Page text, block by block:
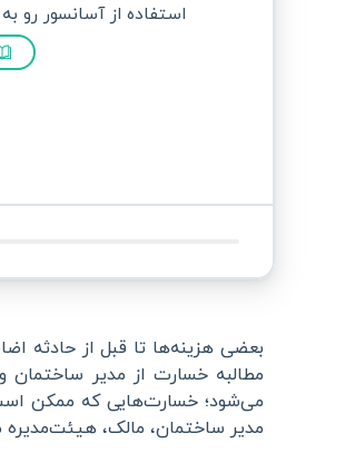
استفاده از آسانسور رو
بعضی هزینه‌ها تا قبل از حادثه
مطالبه خسارت از مدیر ساختمان
می‌شود؛ خسارت‌هایی که ممکن است
مدیر ساختمان، مالک،